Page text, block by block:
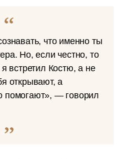
что именно ты
Но, если честно, то
встретил Костю, а не
открывают, а
помогают», — говорил